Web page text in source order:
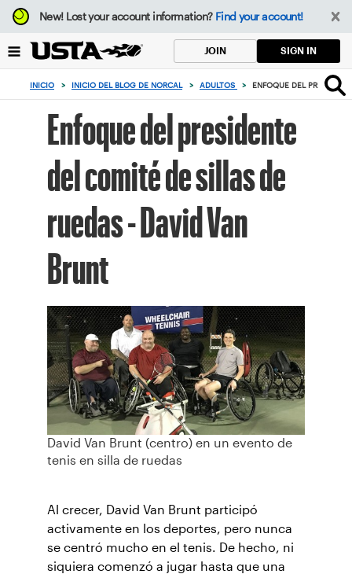
Enfoque
desde
botón
volver
New!Lost your account information? Find your account!
JOIN SIGN IN
INICIO > INICIO DEL BLOG DE NORCAL > ADULTOS > ENFOQUE DEL
Enfoque del presidente
del comité de sillas de
ruedas - David Van
Brunt
David Van Brunt (centro) en un evento de
tenis en silla de ruedas
Al crecer, David Van Brunt participó
activamente en los deportes, pero nunca
se centró mucho en el tenis. De hecho, ni
siquiera comenzó a jugar hasta que una